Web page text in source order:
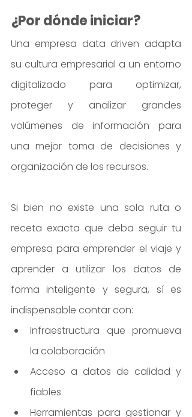
¿Por dónde iniciar?
Una empresa data driven adapta
su cultura empresarial a un entorno
digitalizado para optimizar,
proteger y analizar grandes
volúmenes de información para
una mejor toma de decisiones y
organización de los recursos.
Si bien no existe una sola ruta o
receta exacta que deba seguir tu
empresa para emprender el viaje y
aprender a utilizar los datos de
forma inteligente y segura, sí es
indispensable contar con:
Infraestructura que promueva
la colaboración
Acceso a datos de calidad y
fiables
Herramientas para gestionar y